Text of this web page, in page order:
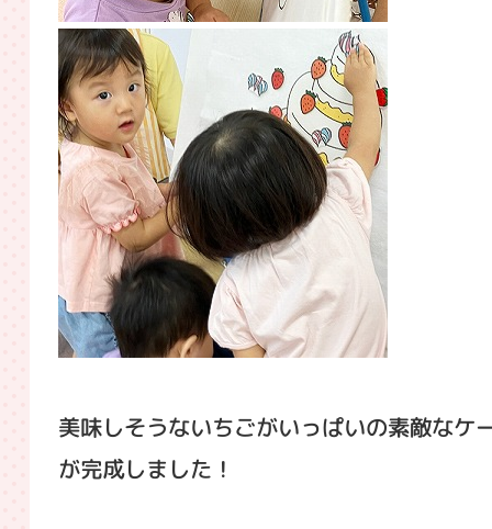
美味しそうないちごがいっぱいの素敵なケ
が完成しました！